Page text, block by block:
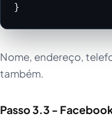
}
Nome, endereço,
também.
Passo 3.3 -